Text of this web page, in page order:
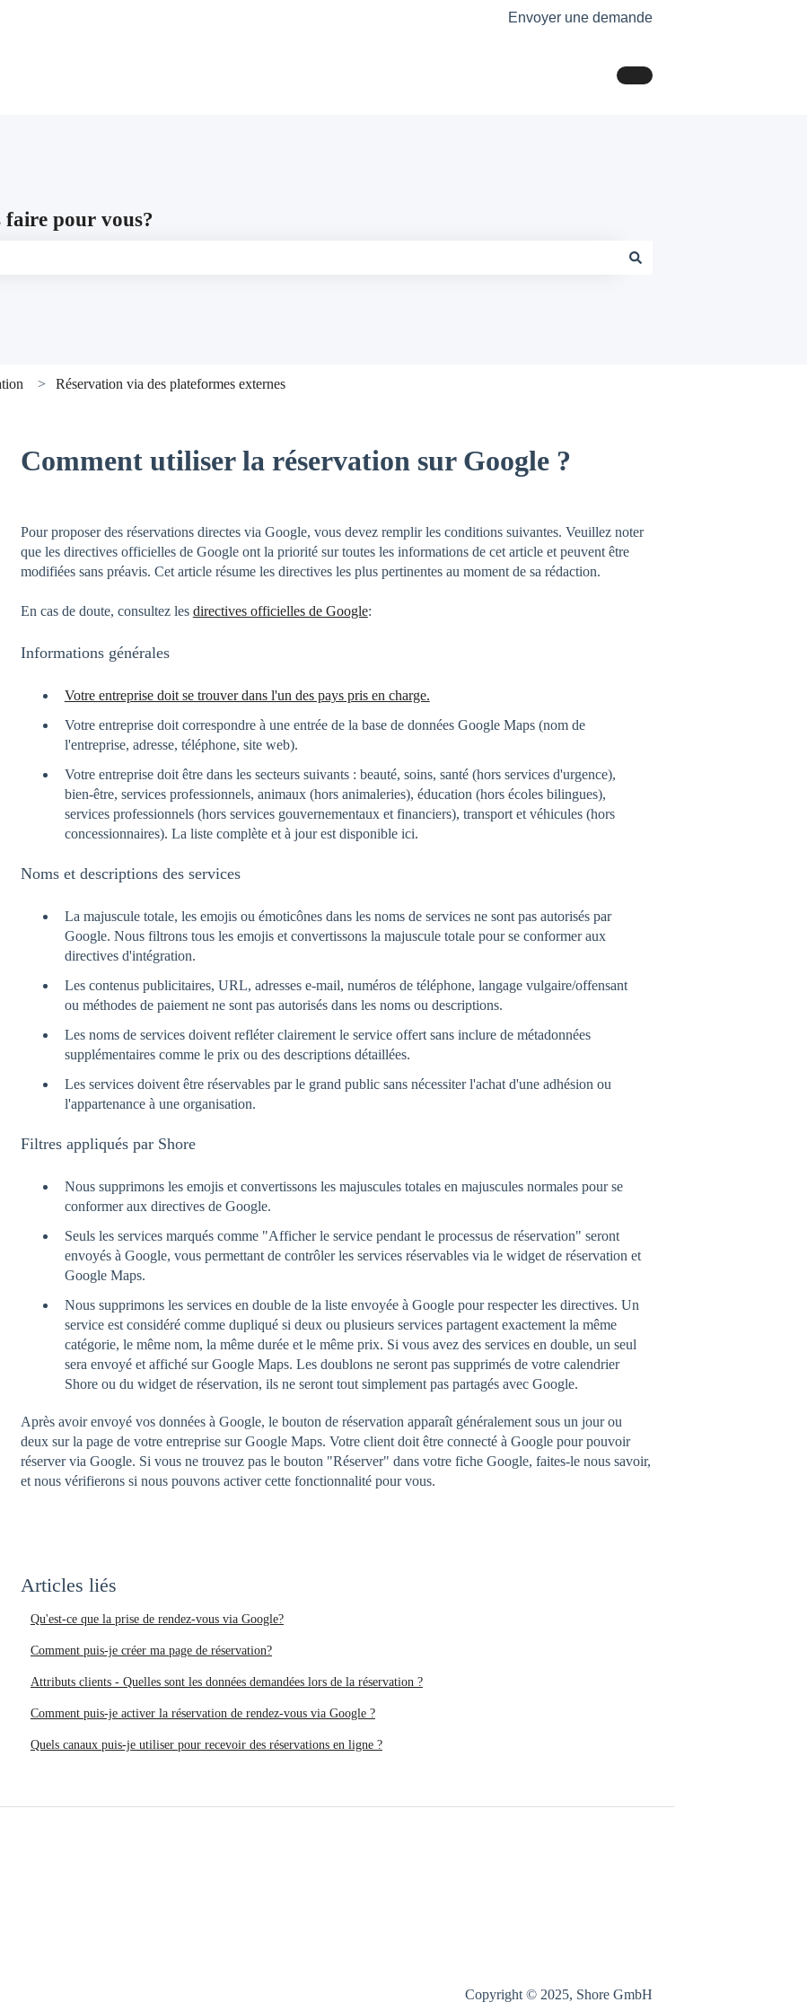
traductions Envoyer une demande
pour vous?
Réservation via des plateformes externes
Comment utiliser la réservation sur Google ?
Pour proposer des réservations directes via Google, vous devez remplir les conditions suivantes. Veuillez noter
que les directives officielles de Google ont la priorité sur toutes les informations de cet article et peuvent être
modifiées sans préavis. Cet article résume les directives les plus pertinentes au moment de sa rédaction.
En cas de doute, consultez les directives officielles de Google:
Informations générales
Votre entreprise doit se trouver dans l'un des pays pris en charge.
Votre entreprise doit correspondre à une entrée de la base de données Google Maps (nom de
l'entreprise, adresse, téléphone, site web).
Votre entreprise doit être dans les secteurs suivants : beauté, soins, santé (hors services d'urgence),
bien-être, services professionnels, animaux (hors animaleries), éducation (hors écoles bilingues),
services professionnels (hors services gouvernementaux et financiers), transport et véhicules (hors
concessionnaires). La liste complète et à jour est disponible ici.
Noms et descriptions des services
La majuscule totale, les emojis ou émoticônes dans les noms de services ne sont pas autorisés par
Google. Nous filtrons tous les emojis et convertissons la majuscule totale pour se conformer aux
directives d'intégration.
Les contenus publicitaires, URL, adresses e-mail, numéros de téléphone, langage vulgaire/offensant
ou méthodes de paiement ne sont pas autorisés dans les noms ou descriptions.
Les noms de services doivent refléter clairement le service offert sans inclure de métadonnées
supplémentaires comme le prix ou des descriptions détaillées.
Les services doivent être réservables par le grand public sans nécessiter l'achat d'une adhésion ou
l'appartenance à une organisation.
Filtres appliqués par Shore
Nous supprimons les emojis et convertissons les majuscules totales en majuscules normales pour se
conformer aux directives de Google.
Seuls les services marqués comme "Afficher le service pendant le processus de réservation" seront
envoyés à Google, vous permettant de contrôler les services réservables via le widget de réservation et
Google Maps.
Nous supprimons les services en double de la liste envoyée à Google pour respecter les directives. Un
service est considéré comme dupliqué si deux ou plusieurs services partagent exactement la même
catégorie, le même nom, la même durée et le même prix. Si vous avez des services en double, un seul
sera envoyé et affiché sur Google Maps. Les doublons ne seront pas supprimés de votre calendrier
Shore ou du widget de réservation, ils ne seront tout simplement pas partagés avec Google.
Après avoir envoyé vos données à Google, le bouton de réservation apparaît généralement sous un jour ou
deux sur la page de votre entreprise sur Google Maps. Votre client doit être connecté à Google pour pouvoir
réserver via Google. Si vous ne trouvez pas le bouton "Réserver" dans votre fiche Google, faites-le nous savoir,
et nous vérifierons si nous pouvons activer cette fonctionnalité pour vous.
Articles liés
Qu'est-ce que la prise de rendez-vous via Google?
Comment puis-je créer ma page de réservation?
Attributs clients - Quelles sont les données demandées lors de la réservation ?
Comment puis-je activer la réservation de rendez-vous via Google ?
Quels canaux puis-je utiliser pour recevoir des réservations en ligne ?
Copyright © 2025, Shore GmbH